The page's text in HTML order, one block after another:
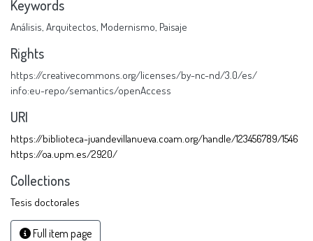
Keywords
Análisis, Arquitectos, Modernismo, Paisaje
Rights
https://creativecommons.org/licenses/by-nc-nd/3.0/es/
info:eu-repo/semantics/openAccess
URI
https://biblioteca-juandevillanueva.coam.org/handle/123456789/1546
https://oa.upm.es/2920/
Collections
Tesis doctorales
Full item page